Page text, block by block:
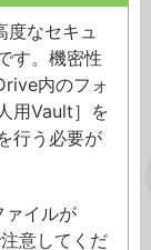
なセキュ
す。機密性
内のフォ
用Vault］を
行う必要が
ァイルが
意してくだ